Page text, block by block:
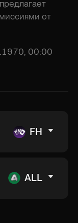
от
00:00
FH
ALL